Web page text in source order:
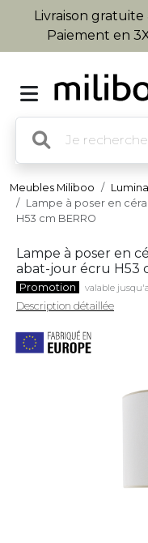
Livraison
Paiement en
Meubles Miliboo
Lampe à poser en
H53 cm BERRO
Lampe à poser en
abat-jour écru H53
Promotion valable
Description détaillée